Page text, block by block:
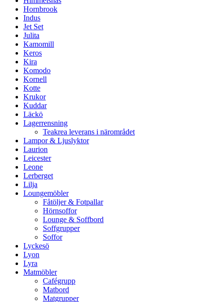
Hornbrook
Indus
Jet Set
Julita
Kamomill
Keros
Kira
Komodo
Kornell
Kotte
Krukor
Kuddar
Läckö
Lagerrensning
Teakrea leverans i närområdet
Lampor & Ljuslyktor
Laurion
Leicester
Leone
Lerberget
Lilja
Loungemöbler
Fåtöljer & Fotpallar
Hörnsoffor
Lounge & Soffbord
Soffgrupper
Soffor
Lyckesö
Lyon
Lyra
Matmöbler
Cafégrupp
Matbord
Matgrupper